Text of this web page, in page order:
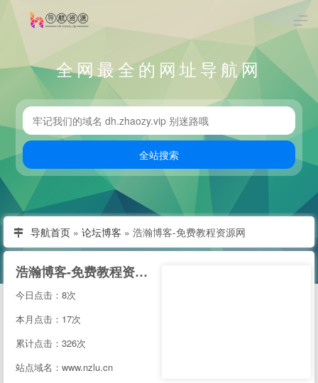
全网最全的网址导航网
导航首页 » 论坛博客 » 浩瀚博客-免费教程资源网
浩瀚博客-免费教程资源网
今日点击：8次
本月点击：17次
累计点击：326次
站点域名：www.nzlu.cn